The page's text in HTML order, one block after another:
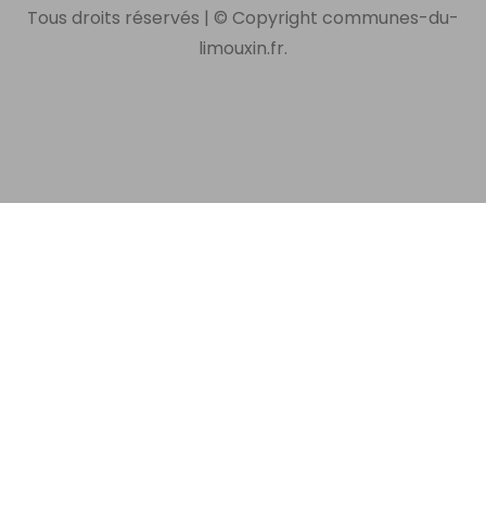
Tous droits réservés | © Copyright communes-du-
limouxin.fr.